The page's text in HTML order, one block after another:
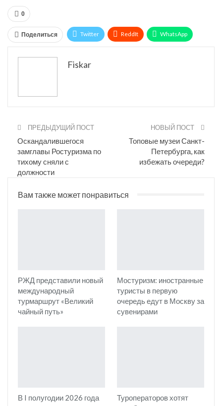
0
Поделиться Twitter ReddIt WhatsApp
Fiskar
ПРЕДЫДУЩИЙ ПОСТ
Оскандалившегося
замглавы Ростуризма по
тихому сняли с
должности
НОВЫЙ ПОСТ
Топовые музеи Санкт-
Петербурга, как
избежать очереди?
Вам также может понравиться
РЖД представили новый
международный
турмаршрут «Великий
чайный путь»
Мостуризм: иностранные
туристы в первую
очередь едут в Москву за
сувенирами
В I полугодии 2026 года
Туроператоров хотят